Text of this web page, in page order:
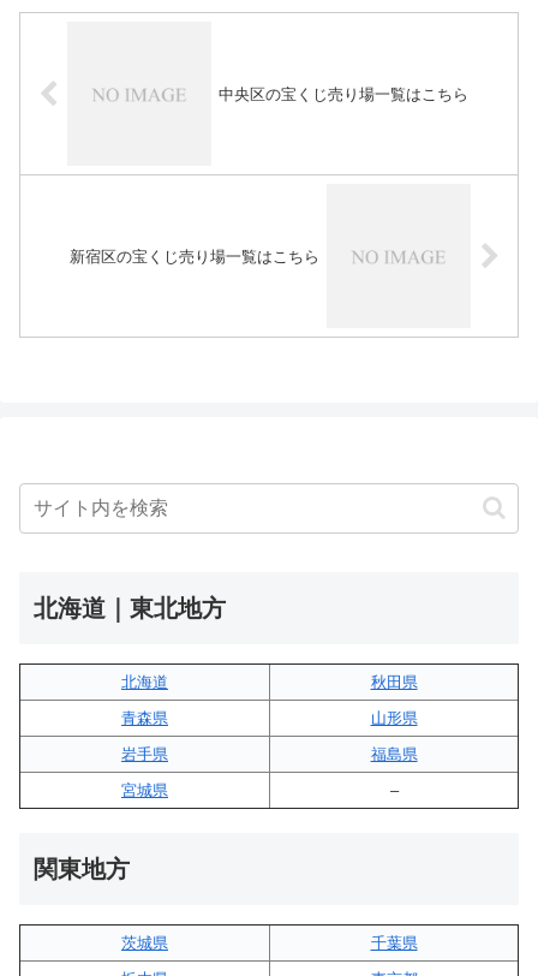
中央区の宝くじ売り場一覧はこちら
新宿区の宝くじ売り場一覧はこちら
北海道｜東北地方
北海道
秋田県
青森県
山形県
岩手県
福島県
宮城県
–
関東地方
茨城県
千葉県